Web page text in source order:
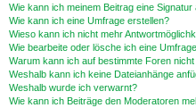
Wie kann ich meinem Beitrag eine Signatur
Wie kann ich eine Umfrage erstellen?
Wieso kann ich nicht mehr
Wie bearbeite oder lösche ich eine
Warum kann ich auf bestimmte Foren
Weshalb kann ich keine Dateianhänge
Weshalb wurde ich verwarnt?
Wie kann ich Beiträge den Moderatoren